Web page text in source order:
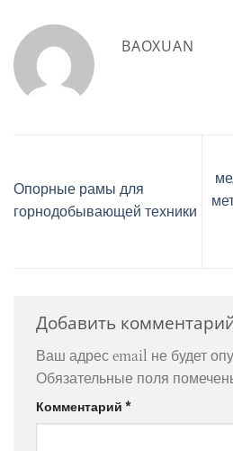
BAOXUAN
Опорные рамы для
горнодобывающей техники
Добавить
Ваш адрес email не будет
Обязательные поля
Комментарий *